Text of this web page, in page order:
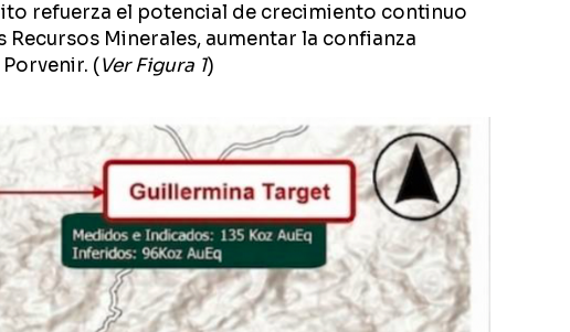
refuerza el potencial de crecimiento continuo
Minerales, aumentar la confianza
(Ver Figura 1)